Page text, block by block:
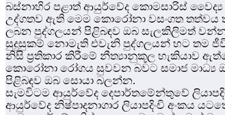
බස්නාහිර පළාත් ආයුර්වේද කොමසාරිස් වෛද්‍ය
උද්ගතව ඇති මෙම කොරෝනා වසංගත තත්වය
ලබන පුද්ගලයන් පිළිබඳව ඔබ සැලකිලිමත්
සුදුසුකම් නොමැති එවැනි පුද්ගලයන් හට තම
නිසි ප්‍රතිකාර කිරීමේ නීත්‍යානුකූල හැකියාව
කොරෝනා රෝගය සුවවන බවට සමාජ මාධ්‍ය
පිළිබඳව ඔබ සොයා බලන්න.
සැමවිටම ආයුර්වේද දෙපාර්තමේන්තුවේ
ආයුර්වේද නිෂ්පාදනාගාර ලියාපදිංචි අංකය